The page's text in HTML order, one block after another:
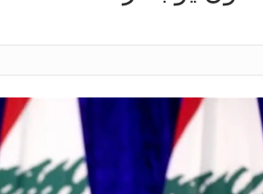
كانت تقدم نشرة
تقدمه مذيعة
"بلدكم عبينزف يا عيب